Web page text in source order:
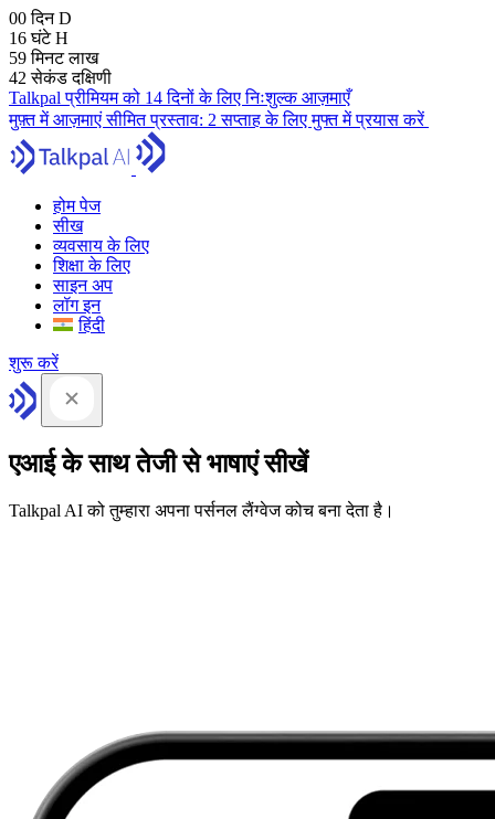
00 दिनD
16 घंटेH
59 मिनटलाख
41 सेकंडदक्षिणी
Talkpal प्रीमियम को 14 दिनों के लिए निःशुल्क आज़माएँ
मुफ़्त में आज़माएंसीमित प्रस्ताव: 2 सप्ताह के लिए मुफ्त में प्रयास करें
होम पेज
सीख
व्यवसाय के लिए
शिक्षा के लिए
साइन अप
लॉग इन
हिंदी
शुरू करें
एआई के साथ तेजी से भाषाएं सीखें
Talkpal AI को तुम्हारा अपना पर्सनल लैंग्वेज कोच बना देता है।